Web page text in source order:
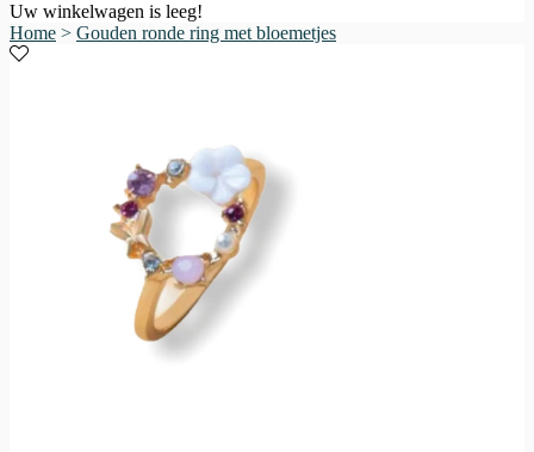
Uw winkelwagen is leeg!
Home > Gouden ronde ring met bloemetjes